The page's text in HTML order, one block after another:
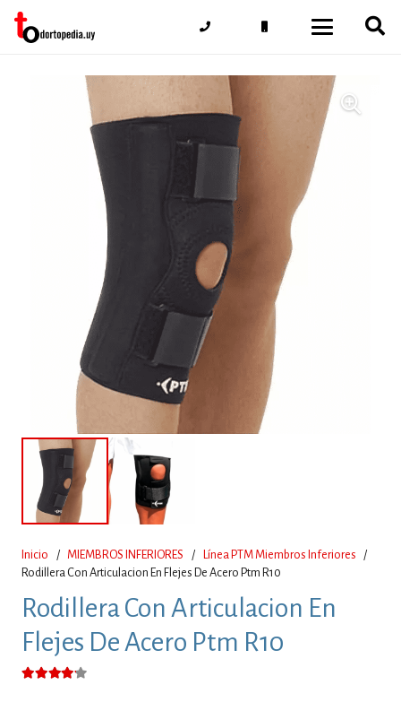
Inicio / MIEMBROS INFERIORES / Línea PTM Miembros Inferiores
/
Rodillera Con Articulacion En Flejes De Acero Ptm R10
Rodillera Con Articulacion En
Flejes De Acero Ptm R10